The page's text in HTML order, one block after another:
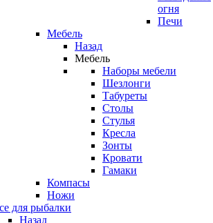
огня
Печи
Мебель
Назад
Мебель
Наборы мебели
Шезлонги
Табуреты
Столы
Стулья
Кресла
Зонты
Кровати
Гамаки
Компасы
Ножи
для рыбалки
Назад